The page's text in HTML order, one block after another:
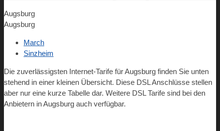
Augsburg
Augsburg
March
Sinzheim
Die zuverlässigsten Internet-Tarife für Augsburg finden Sie unten
stehend in einer kleinen Übersicht. Diese DSL Anschlüsse stellen
aber nur eine kurze Tabelle dar. Weitere DSL Tarife sind bei den
Anbietern in Augsburg auch verfügbar.